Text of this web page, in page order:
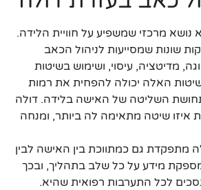
נושא מרכזי שמשפיע על חוויית הלידה.
שונות שמסייעות לניהול הכאב
מדיטציה, עיסוי, ושימוש בשיטות
האלה יכולה להפחית את רמות
השליטה של האישה בלידה. דולה
איזו שיטה מתאימה לה ביותר, ומנחה
מתפקדת גם כמתווכת בין האישה לבין
מידע על כל שלב בתהליך, ובכך
לכל התערבות רפואית שהיא.